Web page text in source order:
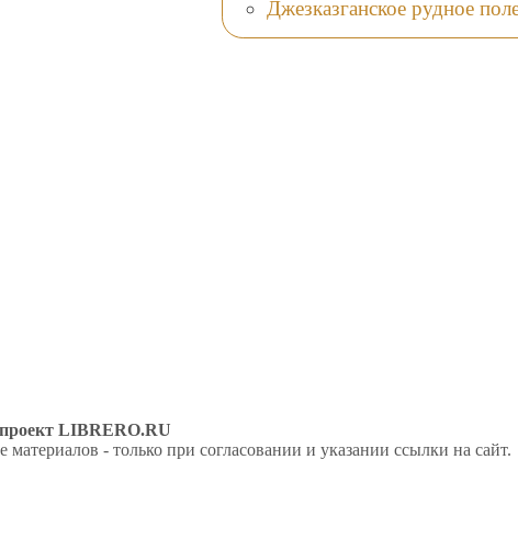
Джезказганское рудное
LIBRERO.RU
материалов - только при согласовании и указании ссылки на сайт.